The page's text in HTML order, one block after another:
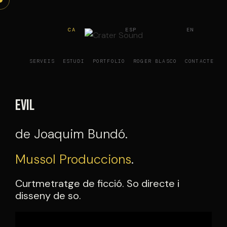
Vés
SERVEIS ESTUDI PORTFOLIO ROGER BLASCO CONTACTE
CA ESP EN
Evil
de Joaquim Bundó.
Mussol Produccions.
Curtmetratge de ficció. So directe i
disseny de so.